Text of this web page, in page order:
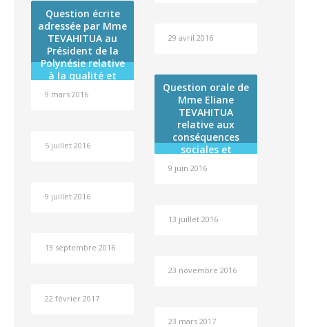
public
administratif
dénommé « Fare
Tama Hau »
Question écrite
adressée par Mme
TEVAHITUA au
Président de la
Polynésie relative
à la qualité et
produits
9 mars 2016
29 avril 2016
Question orale de
Mme Eliane
TEVAHITUA
relative aux
conséquences
sociales et
désastreuses des
RST fixées par la
9 juin 2016
5 juillet 2016
9 juillet 2016
13 juillet 2016
13 septembre 2016
23 novembre 2016
22 février 2017
23 mars 2017